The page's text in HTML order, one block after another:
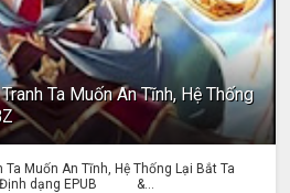
Ta Muốn An Tĩnh, Hệ Thống
Muốn An Tĩnh, Hệ Thống Lại Bắt Ta
dạng EPUB &...